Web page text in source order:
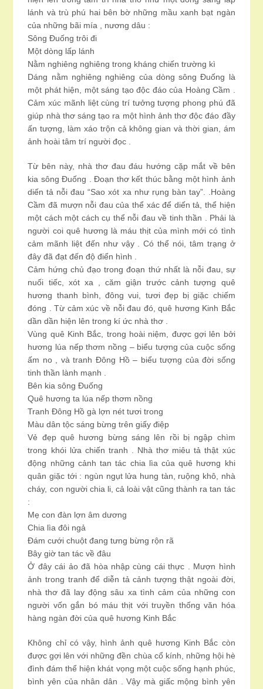
lánh và trù phú hai bên bờ những mầu xanh bạt ngàn
của những bãi mía , nương dâu :
Sông Đuống trôi đi
Một dòng lấp lánh
Nằm nghiêng nghiêng trong kháng chiến trường kì
Dáng nằm nghiêng nghiêng của dòng sông Đuống là
một phát hiện, một sáng tạo độc đáo của Hoàng Cầm .
Cảm xúc mãnh liệt cùng trí tưởng tượng phong phú đã
giúp nhà thơ sáng tạo ra một hình ảnh thơ độc đáo đầy
ấn tượng, làm xáo trộn cả không gian và thời gian, ám
ảnh hoài tâm trí người đọc .
Từ bên này, nhà thơ đau đáu hướng cặp mắt về bên
kia sông Đuống . Đoạn thơ kết thúc bằng một hình ảnh
diến tả nỗi đau “Sao xót xa như rụng bàn tay”. .Hoàng
Cầm đã mượn nỗi đau của thể xác để diến tả, thể hiện
một cách một cách cụ thể nỗi đau về tinh thần . Phải là
người coi quê hương là máu thịt của mình mới có tình
cảm mãnh liệt đến như vậy . Có thể nói, tâm trạng ở
đây đã đạt đến độ điển hình .
Cảm hứng chủ đạo trong đoạn thứ nhất là nỗi đau, sự
nuối tiếc, xót xa , căm giận trước cảnh tượng quê
hương thanh bình, đông vui, tươi đẹp bị giặc chiếm
đóng . Từ cảm xúc về nỗi đau đó, quê hương Kinh Bắc
dần dần hiện lên trong kí ức nhà thơ .
Vùng quê Kinh Bắc, trong hoài niệm, được gợi lên bởi
hương lúa nếp thơm nồng – biểu tượng của cuộc sống
ấm no , và tranh Đông Hồ – biểu tượng của đời sống
tinh thần lành mạnh .
Bên kia sông Đuống
Quê hương ta lúa nếp thơm nồng
Tranh Đông Hồ gà lợn nét tươi trong
Màu dân tộc sáng bừng trên giấy điệp
Vẻ đẹp quê hương bừng sáng lên rồi bị ngập chìm
trong khói lửa chiến tranh . Nhà thơ miêu tả thật xúc
động những cảnh tan tác chia lìa của quê hương khi
quân giặc tới : ngùn ngụt lửa hung tàn, ruộng khô, nhà
cháy, con người chia li, cả loài vật cũng thành ra tan tác
:
Mẹ con đàn lợn âm dương
Chia lìa đôi ngả
Đám cưới chuột đang tưng bừng rộn rã
Bây giờ tan tác về đâu
Ở đây cái ảo đã hòa nhập cùng cái thực . Mượn hình
ảnh trong tranh để diễn tả cảnh tượng thật ngoài đời,
nhà thơ đã lay động sâu xa tình cảm của những con
người vốn gắn bó máu thịt với truyền thống văn hóa
hàng ngàn đời của quê hương Kinh Bắc
Không chỉ có vậy, hình ảnh quê hương Kinh Bắc còn
được gợi lên với những đền chùa cổ kính, những hội hè
đình đám thể hiện khát vọng một cuộc sống hạnh phúc,
bình yên của nhân dân . Vậy mà giấc mộng bình yên